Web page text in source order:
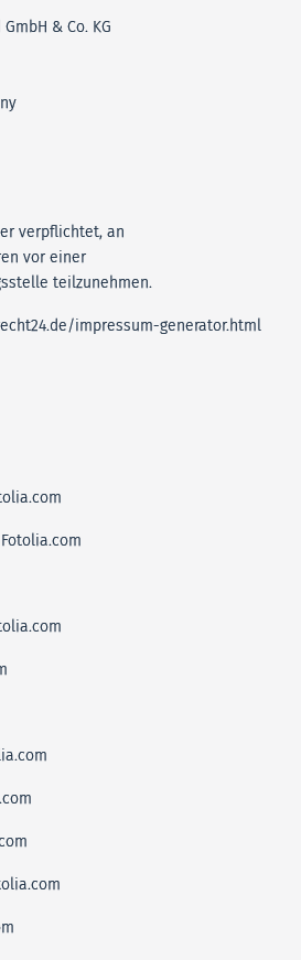
& Co. KG
verpflichtet, an
vor einer
teilzunehmen.
impressum-generator.html